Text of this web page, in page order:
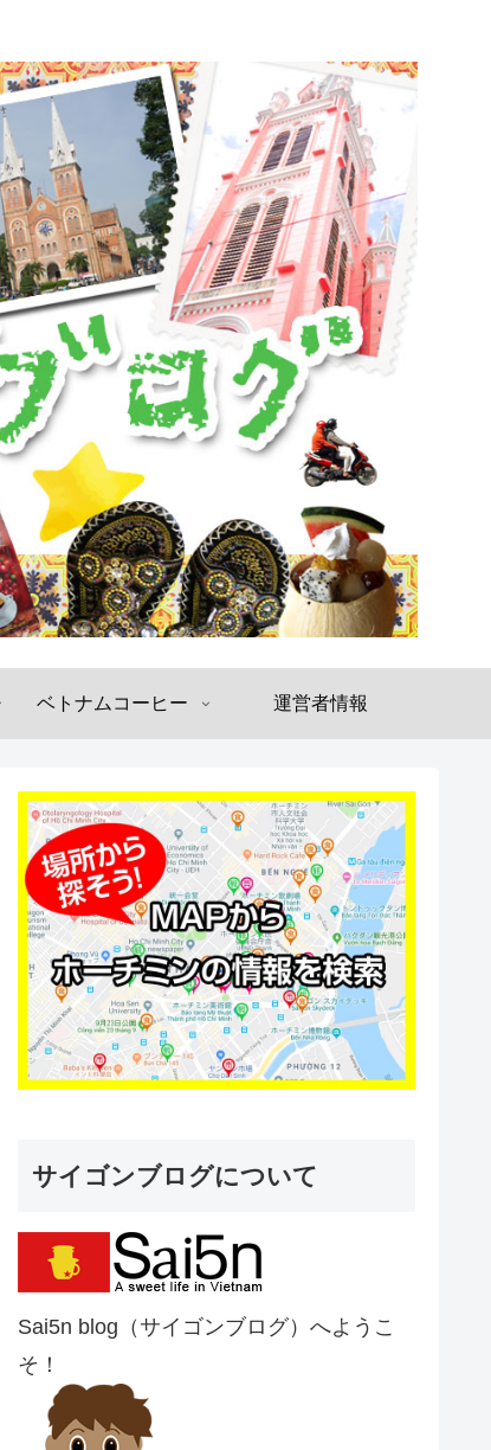
ベトナムコーヒー 運営者情報
サイゴンブログについて
Sai5n blog（サイゴンブログ）へようこ
そ！